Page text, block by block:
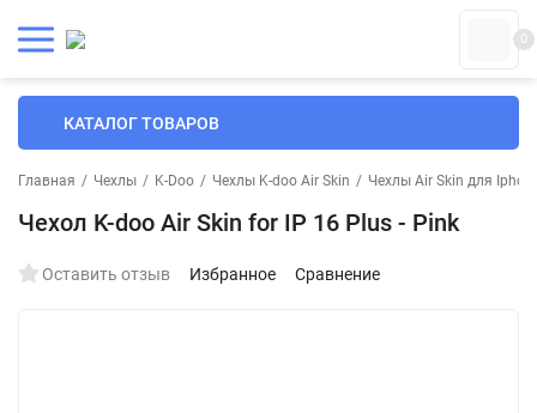
0
КАТАЛОГ ТОВАРОВ
Главная / Чехлы / K-Doo / Чехлы K-doo Air Skin / Чехлы Air Skin для
Чехол K-doo Air Skin for IP 16 Plus - Pink
Оставить отзыв Избранное Сравнение